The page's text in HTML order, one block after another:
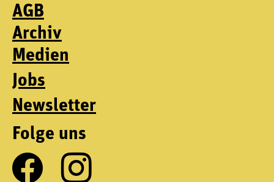
AGB
Archiv
Medien
Jobs
Newsletter
Folge uns